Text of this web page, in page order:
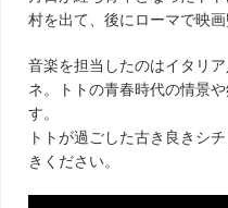
村を出て、後にローマで映
音楽を担当したのはイタリ
ネ。トトの青春時代の情景
す。
トトが過ごした古き良きシ
きください。